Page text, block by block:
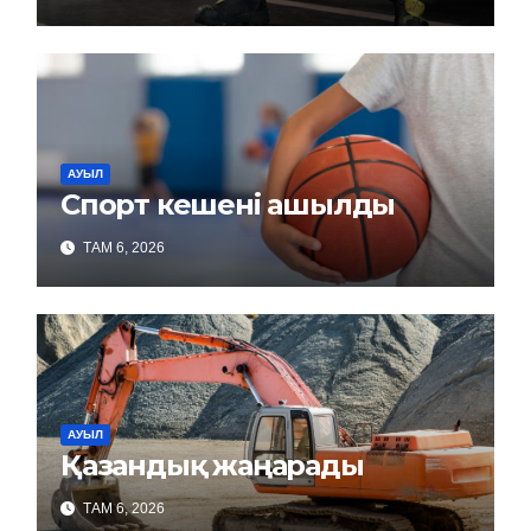
АУЫЛ
Спорт кешені ашылды
ТАМ 6, 2026
АУЫЛ
Қазандық жаңарады
ТАМ 6, 2026